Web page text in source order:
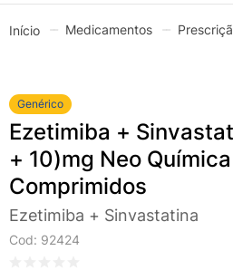
Medicamentos
Genérico
Ezetimiba +
+ 10)mg Neo
Comprimidos
Ezetimiba + Sinvastatina
Cod: 92424
1º
coristina
4º
admuc
5º
protetor solar
6º